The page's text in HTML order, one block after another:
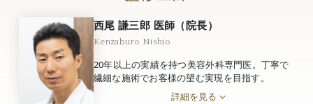
西尾 謙三郎 医師（院長）
Kenzaburo Nishio
20年以上の実績を持つ美容外科専門医。丁寧で
繊細な施術でお客様の望む実現を目指す。
詳細を見る